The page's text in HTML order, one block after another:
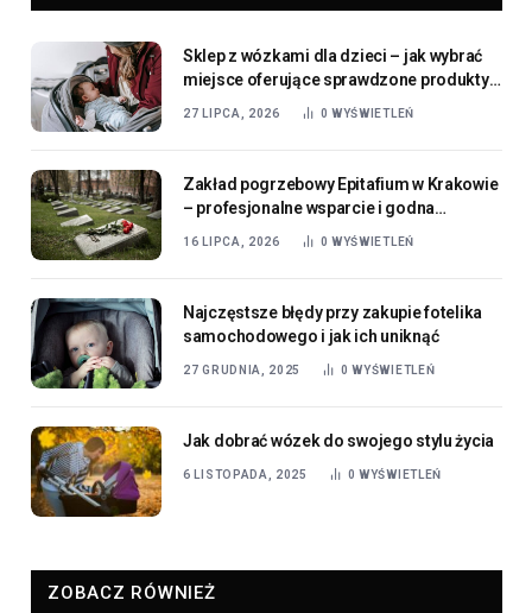
Sklep z wózkami dla dzieci – jak wybrać
miejsce oferujące sprawdzone produkty
dla najmłodszych
27 LIPCA, 2026 0 WYŚWIETLEŃ
Zakład pogrzebowy Epitafium w Krakowie
– profesjonalne wsparcie i godna
organizacja ostatniego pożegnania
16 LIPCA, 2026 0 WYŚWIETLEŃ
Najczęstsze błędy przy zakupie fotelika
samochodowego i jak ich uniknąć
27 GRUDNIA, 2025 0WYŚWIETLEŃ
Jak dobrać wózek do swojego stylu życia
6 LISTOPADA, 2025 0WYŚWIETLEŃ
ZOBACZ RÓWNIEŻ